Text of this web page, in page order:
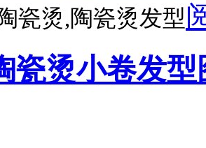
瓷烫,陶瓷烫发型
瓷烫小卷发